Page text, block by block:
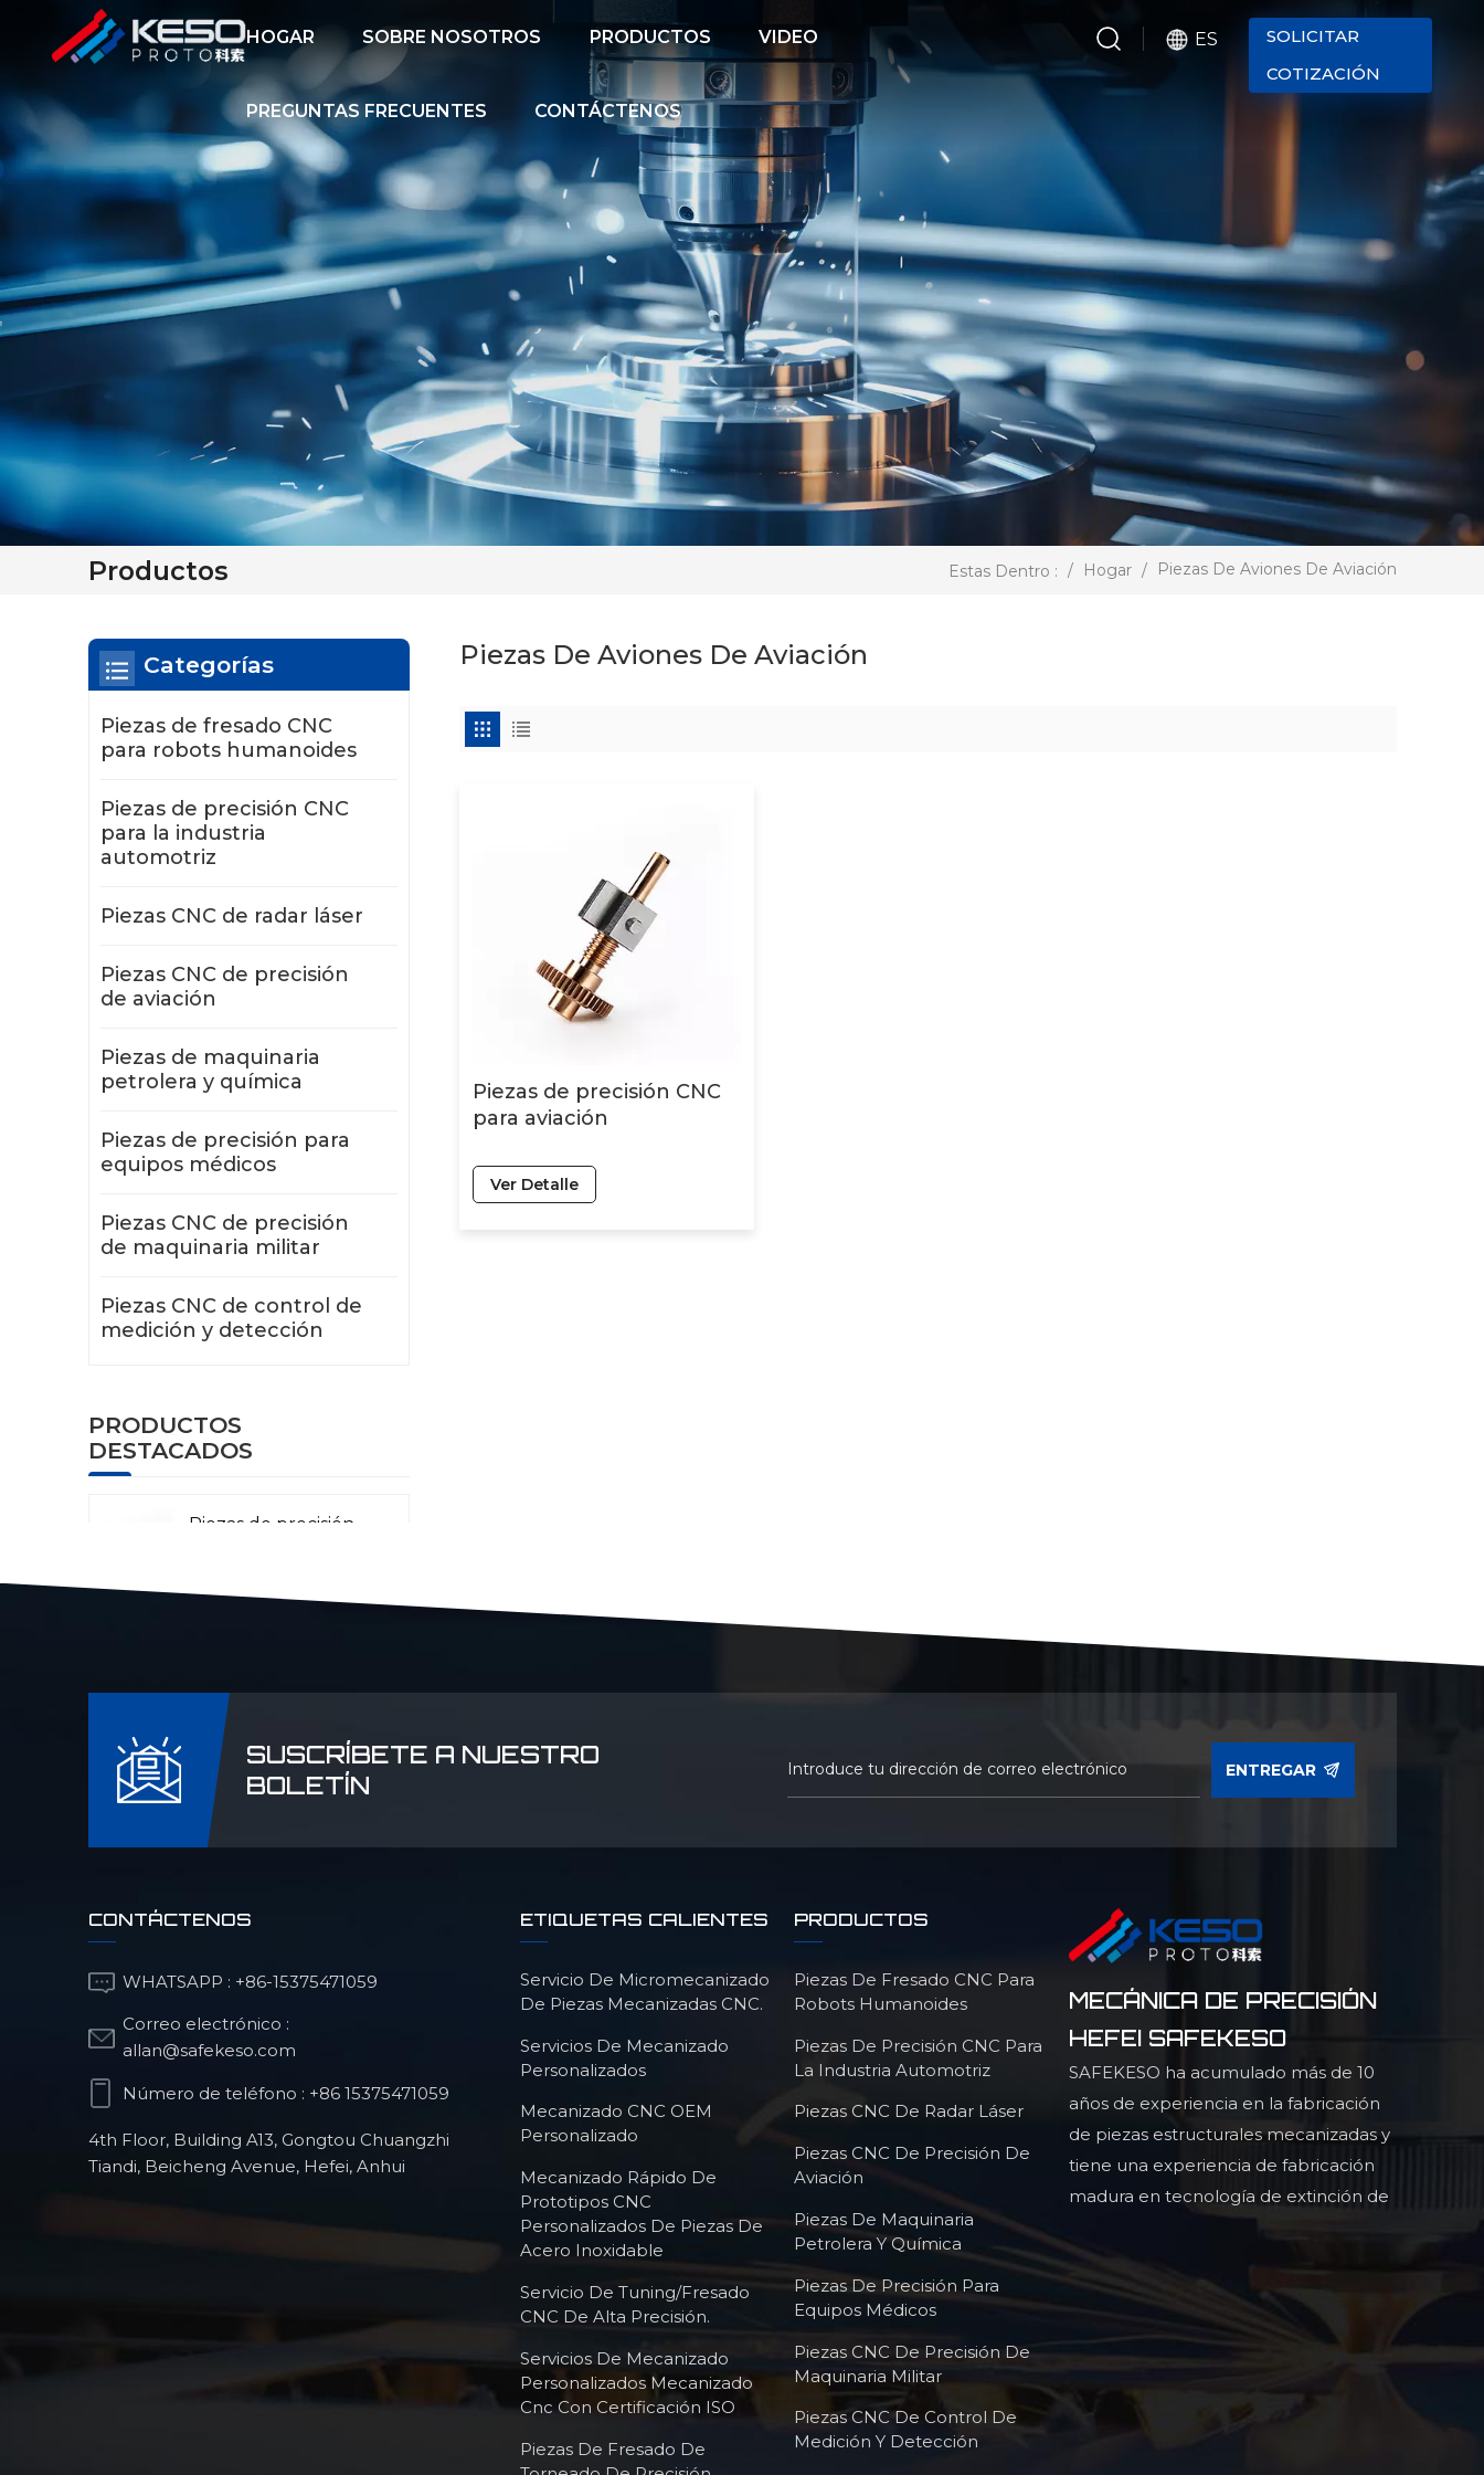
HOGAR SOBRE NOSOTROS PRODUCTOS VIDEO
PREGUNTAS FRECUENTES CONTÁCTENOS
ES
SOLICITAR
COTIZACIÓN
Productos Estas Dentro : / Hogar / Piezas De Aviones De Aviación
Piezas De Aviones De Aviación
Piezas de precisión CNC
para aviación
Ver Detalle
Categorías
Piezas de fresado CNC
para robots humanoides
Piezas de precisión CNC
para la industria
automotriz
Piezas CNC de radar láser
Piezas CNC de precisión
de aviación
Piezas de maquinaria
petrolera y química
Piezas de precisión para
equipos médicos
Piezas CNC de precisión
de maquinaria militar
Piezas CNC de control de
medición y detección
PRODUCTOS
DESTACADOS
Piezas de precisión
Piezas de
maquinaria para la
industria petrolera y
química
CNC para
Pieza de estructura
óptica
Piezas de fresado
CNC para robots
SUSCRÍBETE A NUESTRO
BOLETÍN
ENTREGAR
CONTÁCTENOS
WHATSAPP : +86-15375471059
Correo electrónico :
allan@safekeso.com
Número de teléfono : +86 15375471059
4th Floor, Building A13, Gongtou Chuangzhi
Tiandi, Beicheng Avenue, Hefei, Anhui
ETIQUETAS CALIENTES
Servicio De Micromecanizado
De Piezas Mecanizadas CNC.
Servicios De Mecanizado
Personalizados
Mecanizado CNC OEM
Personalizado
Mecanizado Rápido De
Prototipos CNC
Personalizados De Piezas De
Acero Inoxidable
Servicio De Tuning/fresado
CNC De Alta Precisión.
Servicios De Mecanizado
Personalizados Mecanizado
Cnc Con Certificación ISO
Piezas De Fresado De
PRODUCTOS
Piezas De Fresado CNC Para
Robots Humanoides
Piezas De Precisión CNC Para
La Industria Automotriz
Piezas CNC De Radar Láser
Piezas CNC De Precisión De
Aviación
Piezas De Maquinaria
Petrolera Y Química
Piezas De Precisión Para
Equipos Médicos
Piezas CNC De Precisión De
Maquinaria Militar
Piezas CNC De Control De
Medición Y Detección
MECÁNICA DE PRECISIÓN
HEFEI SAFEKESO
SAFEKESO ha acumulado más de 10
años de experiencia en la fabricación
de piezas estructurales mecanizadas y
tiene una experiencia de fabricación
madura en tecnología de extinción de
perfiladas de alta precisión y alta